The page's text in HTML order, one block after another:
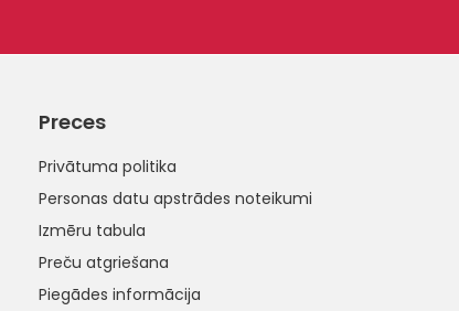
Preces
Privātuma politika
Personas datu apstrādes noteikumi
Izmēru tabula
Preču atgriešana
Piegādes informācija